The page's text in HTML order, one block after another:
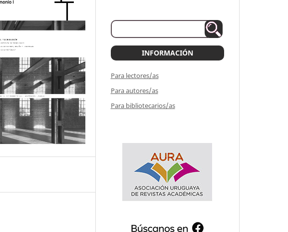
INFORMACIÓN
Para lectores/as
Para autores/as
Para bibliotecarios/as